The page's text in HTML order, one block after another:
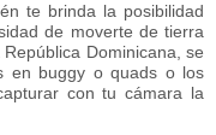
te brinda la posibilidad
de moverte de tierra
Dominicana, se
en buggy o quads o los
con tu cámara la